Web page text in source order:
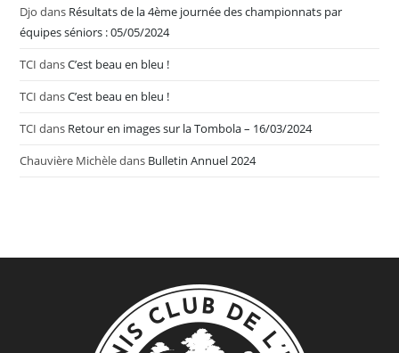
Djo dans Résultats de la 4ème journée des championnats par
équipes séniors : 05/05/2024
TCI dansC’est beau en bleu !
TCI dansC’est beau en bleu !
TCI dans Retour en images sur la Tombola – 16/03/2024
Chauvière Michèledans Bulletin Annuel 2024